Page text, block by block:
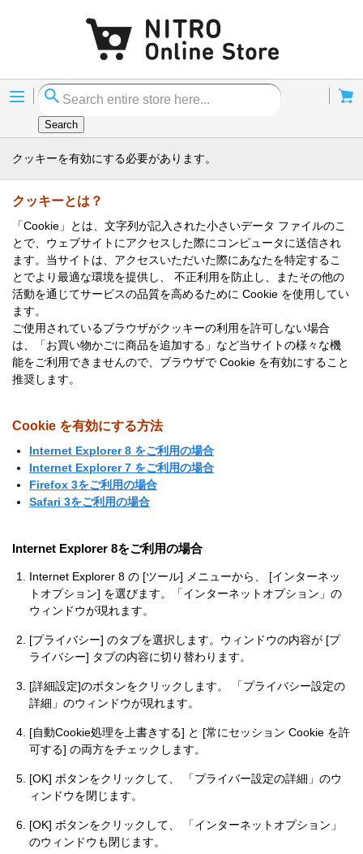
Menu
Search
クッキーを有効にする必要があります。
クッキーとは？
「Cookie」とは、文字列が記入された小さいデータ ファイルのこ
とで、ウェブサイトにアクセスした際にコンピュータに送信され
ます。当サイトは、アクセスいただいた際にあなたを特定するこ
とでより最適な環境を提供し、 不正利用を防止し、またその他の
活動を通じてサービスの品質を高めるために Cookie を使用してい
ます。
ご使用されているブラウザがクッキーの利用を許可しない場合
は、「お買い物かごに商品を追加する」など当サイトの様々な機
能をご利用できませんので、ブラウザで Cookie を有効にすること
推奨します。
Cookie を有効にする方法
Internet Explorer 8 をご利用の場合
Internet Explorer 7 をご利用の場合
Firefox 3をご利用の場合
Safari 3をご利用の場合
Internet Explorer 8をご利用の場合
Internet Explorer 8 の [ツール] メニューから、 [インターネッ
トオプション] を選びます。「インターネットオプション」の
ウィンドウが現れます。
[プライバシー] のタブを選択します。ウィンドウの内容が [プ
ライバシー] タブの内容に切り替わります。
[詳細設定]のボタンをクリックします。 「プライバシー設定の
詳細」のウィンドウが現れます。
[自動Cookie処理を上書きする] と [常にセッション Cookie を許
可する] の両方をチェックします。
[OK] ボタンをクリックして、 「プライバー設定の詳細」のウ
ィンドウを閉じます。
[OK] ボタンをクリックして、 「インターネットオプション」
のウィンドウも閉じます。